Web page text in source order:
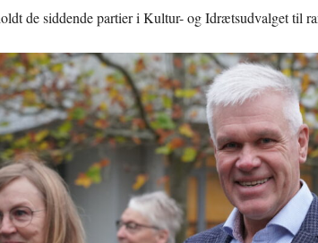
de siddende partier i Kultur- og Idrætsudvalget til